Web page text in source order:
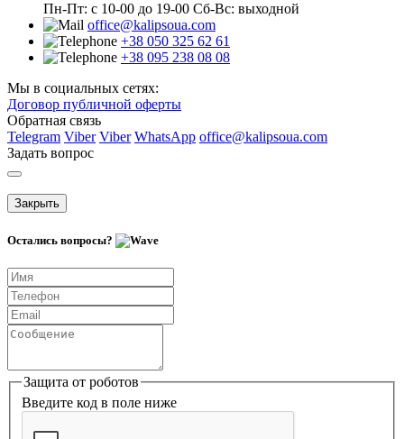
Пн-Пт: с 10-00 до 19-00 Сб-Вс: выходной
office@kalipsoua.com
+38 050 325 62 61
+38 095 238 08 08
Мы в социальных сетях:
Договор публичной оферты
Обратная связь
Telegram Viber Viber WhatsApp office@kalipsoua.com
Задать вопрос
Закрыть
Остались вопросы?
Защита от роботов
Введите код в поле ниже